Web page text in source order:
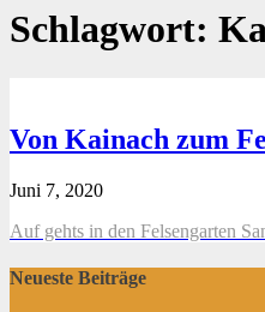
Schlagwort:
Von Kainach zum
Juni 7, 2020
Auf gehts in den Felsengarten
Neueste Beiträge